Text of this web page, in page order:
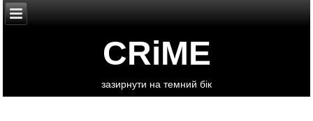
CRiME
зазирнути на темний бік